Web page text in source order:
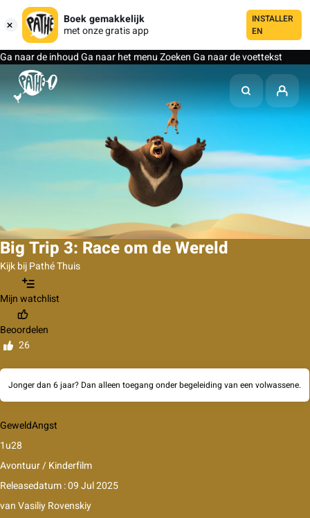
Boek gemakkelijk
met onze gratis app
INSTALLER
EN
Ga naar de inhoudGa naar het menuZoekenGa naar de voettekst
Big Trip 3: Race om de Wereld
Kijk bij Pathé Thuis
Mijn watchlist
Beoordelen
26
Jonger dan 6 jaar? Dan alleen toegang onder begeleiding van een volwassene.
GeweldAngst
1u28
Avontuur / Kinderfilm
Releasedatum : 09 Jul 2025
vanVasiliy Rovenskiy